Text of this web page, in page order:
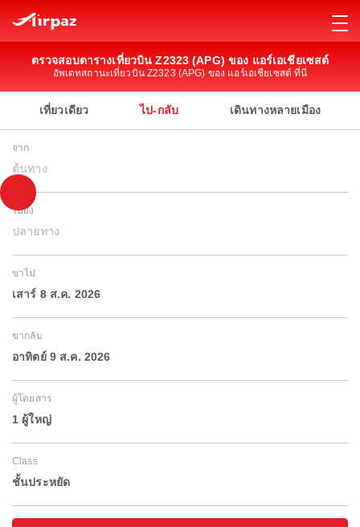
ตรวจสอบตารางเที่ยวบิน Z2323 (APG) ของ แอร์เอเชียเซสต์
อัพเดทสถานะเที่ยวบิน Z2323 (APG) ของ แอร์เอเชียเซสต์ ที่นี่
เที่ยวเดียว ไป-กลับ เดินทางหลายเมือง
จาก
ต้นทาง
ไปยัง
ปลายทาง
ขาไป
เสาร์ 8 ส.ค. 2026
ขากลับ
อาทิตย์ 9 ส.ค. 2026
ผู้โดยสาร
1 ผู้ใหญ่
Class
ชั้นประหยัด